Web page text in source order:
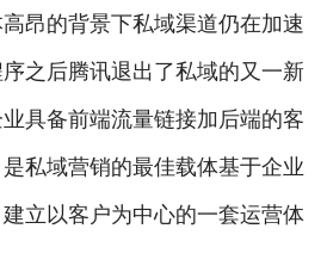
昂的背景下私域渠道仍在加速
之后腾讯退出了私域的又一新
具备前端流量链接加后端的客
私域营销的最佳载体基于企业
立以客户为中心的一套运营体